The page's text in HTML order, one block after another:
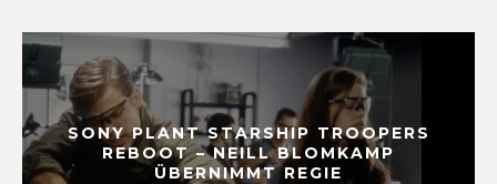
SONY PLANT STARSHIP TROOPERS
REBOOT – NEILL BLOMKAMP
ÜBERNIMMT REGIE